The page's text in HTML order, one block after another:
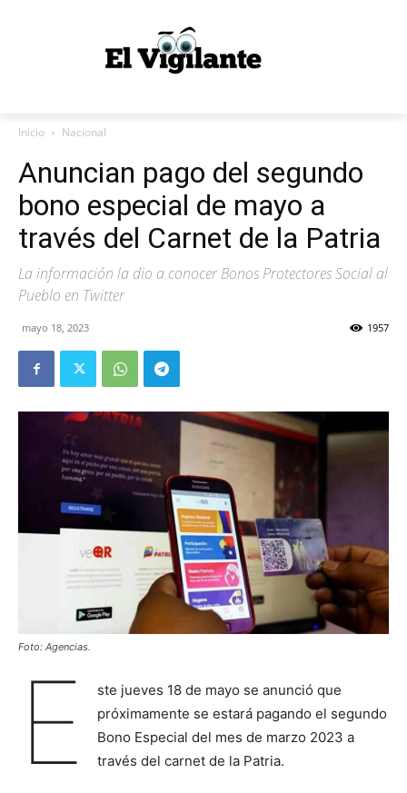
Inicio Nacional
Anuncian pago del segundo
bono especial de mayo a
través del Carnet de la Patria
La información la dio a conocer Bonos Protectores Social al
Pueblo en Twitter
mayo 18, 2023 1957
Foto: Agencias.
E
ste jueves 18 de mayo se anunció que
próximamente se estará pagando el segundo
Bono Especial del mes de marzo 2023 a
través del carnet de la Patria.